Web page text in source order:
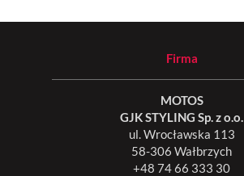
Firma
MOTOS
GJK STYLING Sp. z o.o.
ul. Wrocławska 113
58-306 Wałbrzych
+48 74 66 333 30